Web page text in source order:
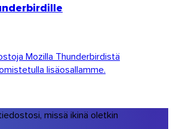
Mozilla Thunderbirdistä
lisäosallamme.
missä ikinä oletkin